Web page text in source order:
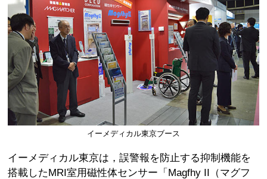
イーメディカル東京ブース
イーメディカル東京は，誤警報を防止する抑制機能を
搭載したMRI室用磁性体センサー「Magfhy II（マグフ